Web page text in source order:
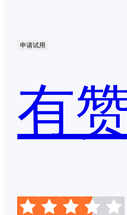
申请试用
有